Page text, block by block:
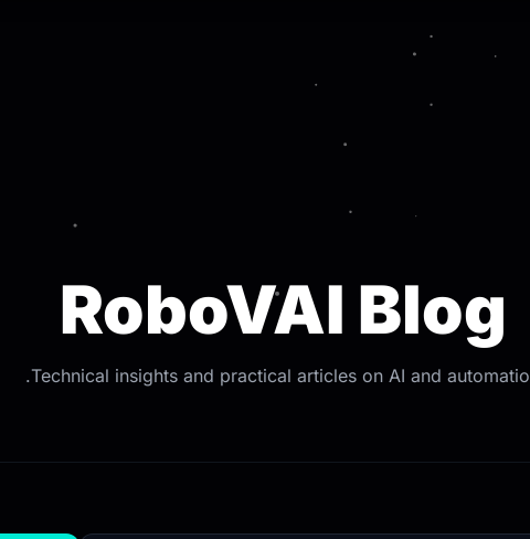
RoboVAI Blog
Technical insights and practical articles on AI and